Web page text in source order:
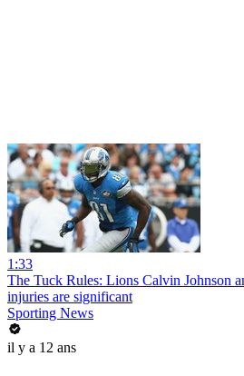
1:33
The Tuck Rules: Lions Calvin Johnson
injuries are significant
Sporting News
il y a 12 ans